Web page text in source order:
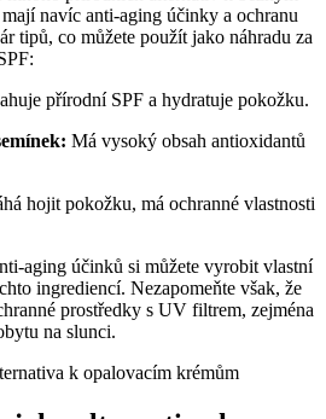
navíc anti-aging účinky a ochranu
tipů, co můžete použít jako náhradu za
přírodní SPF a hydratuje pokožku.
Má vysoký obsah antioxidantů
hojit pokožku, má ochranné vlastnosti
aging účinků si můžete vyrobit vlastní
ingrediencí. Nezapomeňte však, že
prostředky s UV filtrem, zejména
na slunci.